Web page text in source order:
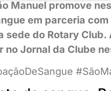
Manuel promove
em parceria
sede do Rotary
no Jornal da Clube